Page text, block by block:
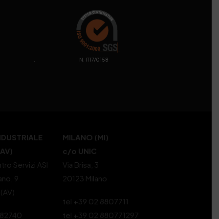
. N. IT17/0158
Servizi ASI
9
MILANO (MI)
c/o UNIC
Via Brisa, 3
20123 Milano
tel +39 02 8807711
tel +39 02 880771297